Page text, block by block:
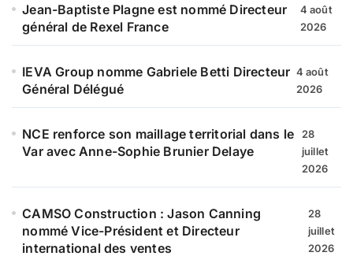
Jean-Baptiste Plagne est nommé Directeur
général de Rexel France
4 août
2026
IEVA Group nomme Gabriele Betti Directeur
Général Délégué
4 août
2026
NCE renforce son maillage territorial dans le
Var avec Anne-Sophie Brunier Delaye
28
juillet
2026
CAMSO Construction : Jason Canning
nommé Vice-Président et Directeur
international des ventes
28
juillet
2026